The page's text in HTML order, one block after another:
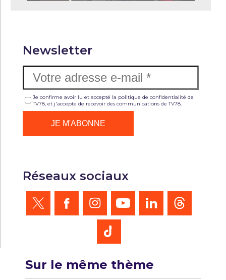
Newsletter
Je confirme avoir lu et accepté la politique de confidentialité de
TV78, et j'accepte de recevoir des communications de TV78.
Réseaux sociaux
Sur le même thème